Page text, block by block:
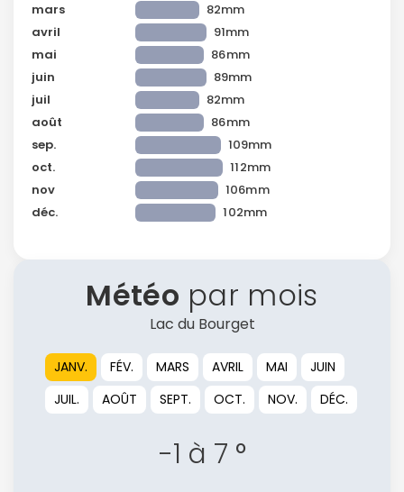
mars
82mm
avril
91mm
mai
86mm
juin
89mm
juil
82mm
août
86mm
sep.
109mm
oct.
112mm
nov
106mm
déc.
102mm
Météo par mois
Lac du Bourget
JANV. FÉV. MARS AVRIL MAI
JUIN
JUIL.
AOÛT SEPT. OCT. NOV. DÉC.
-1 à 7 °